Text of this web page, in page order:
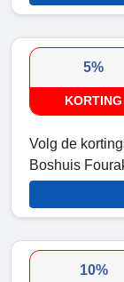
5%
KORTING
Volg de
Boshuis
10%